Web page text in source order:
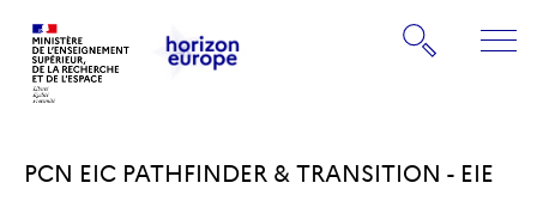
la
page
Rechercher
PCN EIC PATHFINDER & TRANSITION - EIE